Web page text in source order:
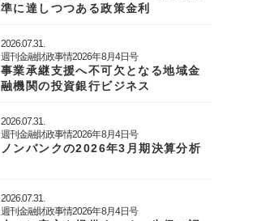
準に達しつつある政策金利
2026.07.31.
週刊金融財政事情2026年8月4日号
事業承継支援へ不可欠となる地域金
融機関の投資銀行ビジネス
2026.07.31.
週刊金融財政事情2026年8月4日号
ノンバンクの2026年3月期決算分析
2026.07.31.
週刊金融財政事情2026年8月4日号